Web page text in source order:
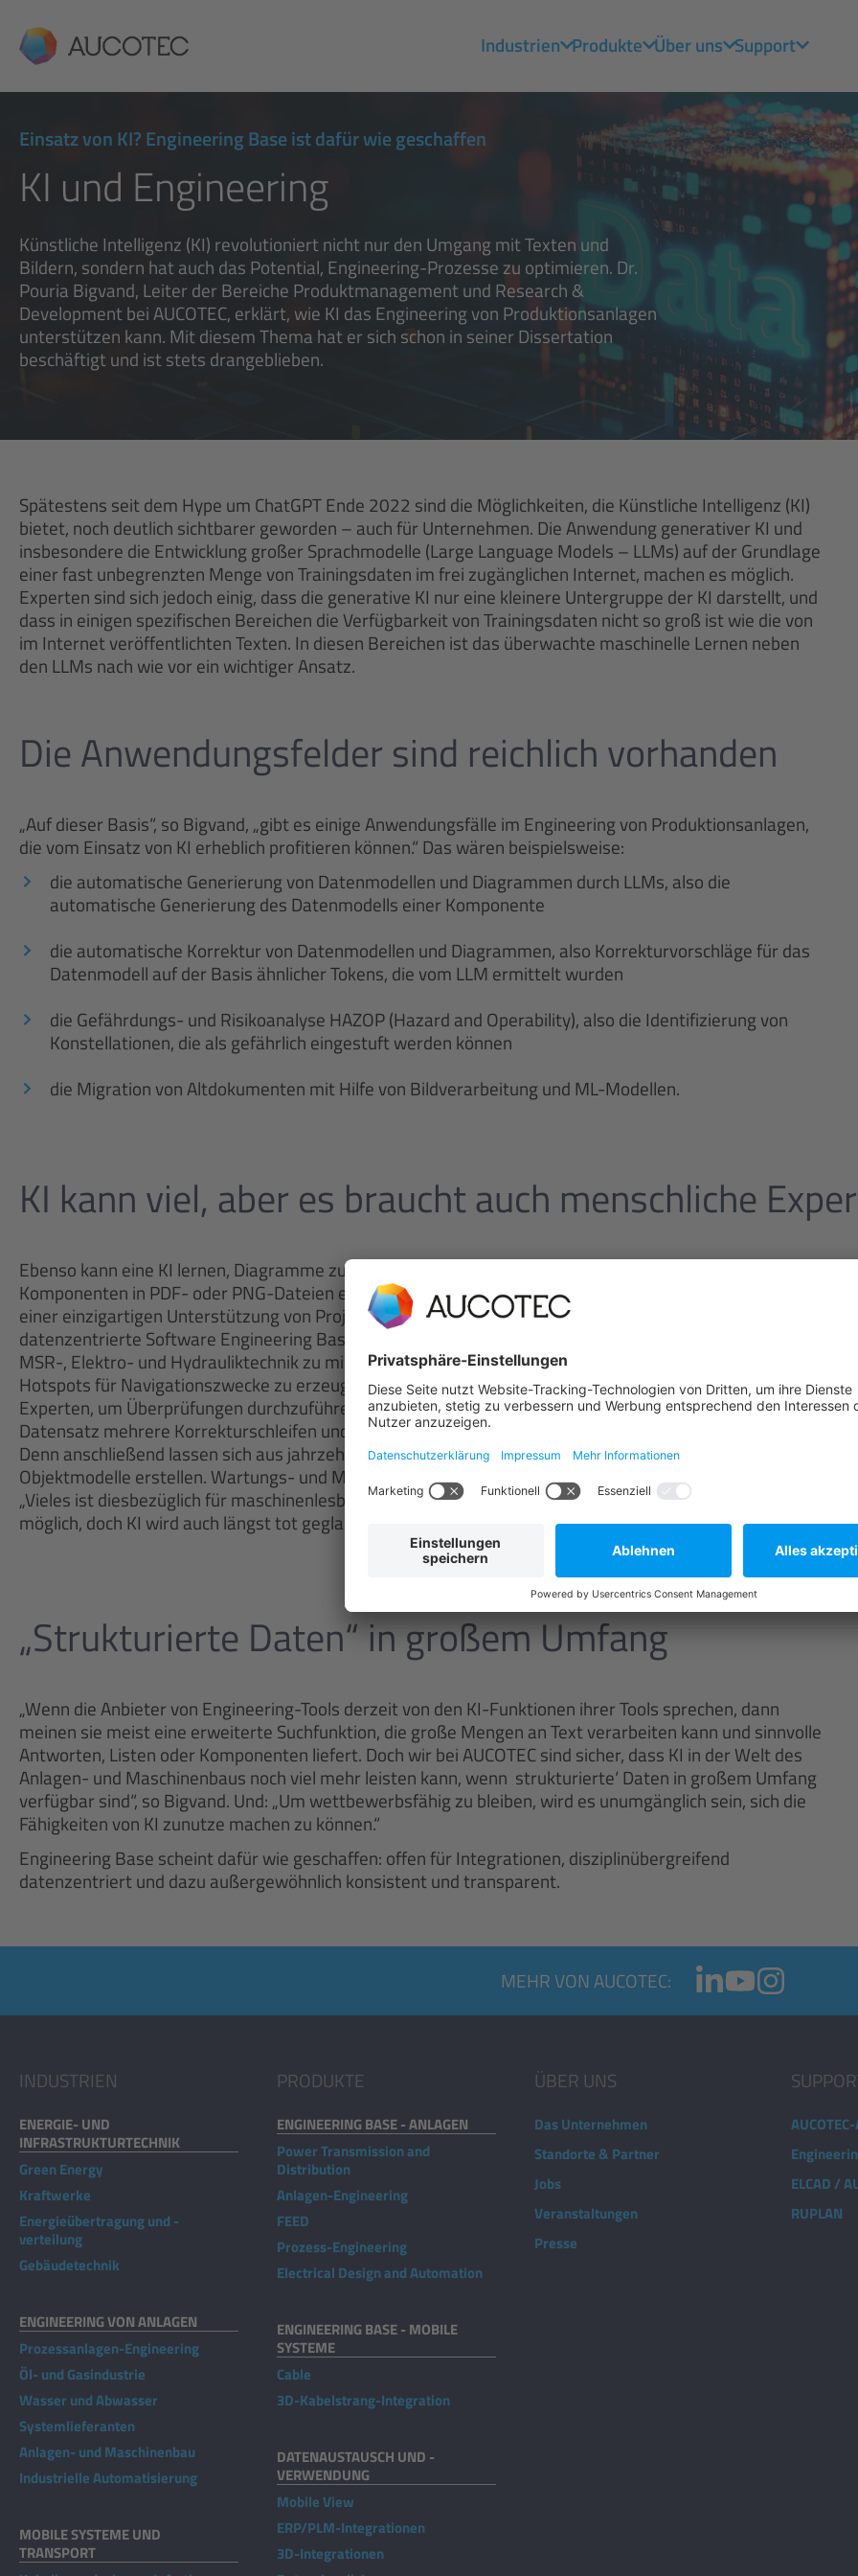
AUCOTEC Industrien Produkte Über uns Support
Einsatz von KI? Engineering Base ist dafür wie geschaffen
KI und Engineering
Künstliche Intelligenz (KI) revolutioniert nicht nur den Umgang mit Texten und
Bildern, sondern hat auch das Potential, Engineering-Prozesse zu optimieren. Dr.
Pouria Bigvand, Leiter der Bereiche Produktmanagement und Research &
Development bei AUCOTEC, erklärt, wie KI das Engineering von Produktionsanlagen
unterstützen kann. Mit diesem Thema hat er sich schon in seiner Dissertation
beschäftigt und ist stets drangeblieben.
Spätestens seit dem Hype um ChatGPT Ende 2022 sind die Möglichkeiten, die Künstliche Intelligenz (KI)
bietet, noch deutlich sichtbarer geworden – auch für Unternehmen. Die Anwendung generativer KI und
insbesondere die Entwicklung großer Sprachmodelle (Large Language Models – LLMs) auf der Grundlage
einer fast unbegrenzten Menge von Trainingsdaten im frei zugänglichen Internet, machen es möglich.
Experten sind sich jedoch einig, dass die generative KI nur eine kleinere Untergruppe der KI darstellt, und
dass in einigen spezifischen Bereichen die Verfügbarkeit von Trainingsdaten nicht so groß ist wie die von
im Internet veröffentlichten Texten. In diesen Bereichen ist das überwachte maschinelle Lernen neben
den LLMs nach wie vor ein wichtiger Ansatz.
Die Anwendungsfelder sind reichlich vorhanden
„Auf dieser Basis“, so Bigvand, „gibt es einige Anwendungsfälle im Engineering von Produktionsanlagen,
die vom Einsatz von KI erheblich profitieren können.“ Das wären beispielsweise:
die automatische Generierung von Datenmodellen und Diagrammen durch LLMs, also die
automatische Generierung des Datenmodells einer Komponente
die automatische Korrektur von Datenmodellen und Diagrammen, also Korrekturvorschläge für das
Datenmodell auf der Basis ähnlicher Tokens, die vom LLM ermittelt wurden
die Gefährdungs- und Risikoanalyse HAZOP (Hazard and Operability), also die Identifizierung von
Konstellationen, die als gefährlich eingestuft werden können
die Migration von Altdokumenten mit Hilfe von Bildverarbeitung und ML-Modellen.
KI kann viel, aber es braucht auch menschliche
Ebenso kann eine KI lernen, Diagramme zu „verstehen“. Sie kann darauf trainiert werden, die abgebildeten
Komponenten in PDF- oder PNG-Dateien einzuordnen. Das macht sich AUCOTEC zunutze und arbeitet an
einer einzigartigen Unterstützung von Projekten zur Übernahme der Bestandsdokumentation in die
datenzentrierte Software Engineering Base. Ziel ist es, alle Diagrammtypen aus den Bereichen Prozess-,
MSR-, Elektro- und Hydrauliktechnik zu migrieren und parallel zu den PDF-Dateien ein Datenmodell mit
Hotspots für Navigationszwecke zu erzeugen. „Allerdings“, so Bigvand, „bedarf es nach wie vor erfahrener
Experten, um Überprüfungen durchzuführen und das KI-Modell zu verbessern. Da sind für jeden
Datensatz mehrere Korrekturschleifen und Feinabstimmungen erforderlich.“ Training zahlt sich also aus.
Denn anschließend lassen sich aus jahrzehntealten Anlagendokumentationen sehr effizient
Objektmodelle erstellen. Wartungs- und Modernisierungsarbeiten werden dadurch erheblich erleichtert.
„Vieles ist diesbezüglich für maschinenlesbare Formate wie DWG in Engineering Base zwar bereits
möglich, doch KI wird auch längst tot geglaubten Dokumenten neues Leben einhauchen“, sagt Bigvand.
„Strukturierte Daten“ in großem Umfang
„Wenn die Anbieter von Engineering-Tools derzeit von den KI-Funktionen ihrer Tools sprechen, dann
meinen sie meist eine erweiterte Suchfunktion, die große Mengen an Text verarbeiten kann und sinnvolle
Antworten, Listen oder Komponenten liefert. Doch wir bei AUCOTEC sind sicher, dass KI in der Welt des
Anlagen- und Maschinenbaus noch viel mehr leisten kann, wenn ‚strukturierte‘ Daten in großem Umfang
verfügbar sind“, so Bigvand. Und: „Um wettbewerbsfähig zu bleiben, wird es unumgänglich sein, sich die
Fähigkeiten von KI zunutze machen zu können.“
Engineering Base scheint dafür wie geschaffen: offen für Integrationen, disziplinübergreifend
datenzentriert und dazu außergewöhnlich konsistent und transparent.
MEHR VON AUCOTEC:
INDUSTRIEN
ENERGIE- UND
INFRASTRUKTURTECHNIK
Green Energy
Kraftwerke
Energieübertragung und -
verteilung
Gebäudetechnik
ENGINEERING VON ANLAGEN
Prozessanlagen-Engineering
Öl- und Gasindustrie
Wasser und Abwasser
Systemlieferanten
Anlagen- und Maschinenbau
Industrielle Automatisierung
MOBILE SYSTEME UND
TRANSPORT
PRODUKTE
ENGINEERING BASE - ANLAGEN
Power Transmission and
Distribution
Anlagen-Engineering
FEED
Prozess-Engineering
Electrical Design and Automation
ENGINEERING BASE - MOBILE
SYSTEME
Cable
3D-Kabelstrang-Integration
DATENAUSTAUSCH UND -
VERWENDUNG
Mobile View
ERP/PLM-Integrationen
3D-Integrationen
ÜBER UNS
Das Unternehmen
Standorte & Partner
Jobs
Veranstaltungen
Presse
ELCAD /
RUPLAN